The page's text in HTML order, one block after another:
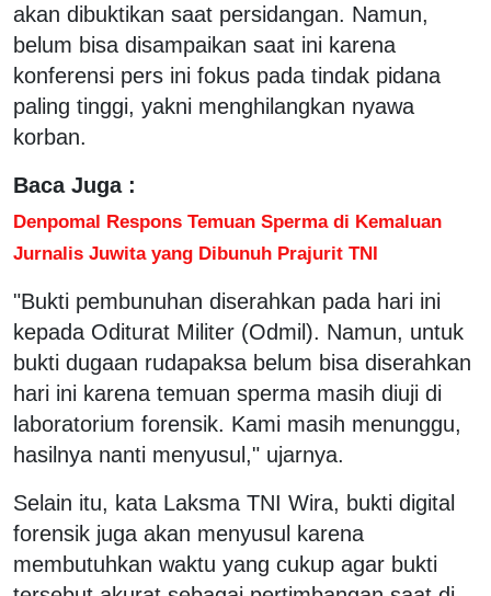
akan dibuktikan saat persidangan. Namun,
belum bisa disampaikan saat ini karena
konferensi pers ini fokus pada tindak pidana
paling tinggi, yakni menghilangkan nyawa
korban.
Baca Juga :
Denpomal Respons Temuan Sperma di Kemaluan
Jurnalis Juwita yang Dibunuh Prajurit TNI
"Bukti pembunuhan diserahkan pada hari ini
kepada Oditurat Militer (Odmil). Namun, untuk
bukti dugaan rudapaksa belum bisa diserahkan
hari ini karena temuan sperma masih diuji di
laboratorium forensik. Kami masih menunggu,
hasilnya nanti menyusul," ujarnya.
Selain itu, kata Laksma TNI Wira, bukti digital
forensik juga akan menyusul karena
membutuhkan waktu yang cukup agar bukti